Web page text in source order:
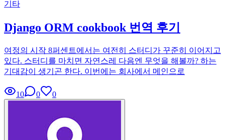
기타
Django ORM cookbook 번역 후기
여정의 시작 8퍼센트에서는 여전히 스터디가 꾸준히 이어지고
있다. 스터디를 마치면 자연스레 다음엔 무엇을 해볼까? 하는
기대감이 생기곤 한다. 이번에는 회사에서 메인으로
10 0 0